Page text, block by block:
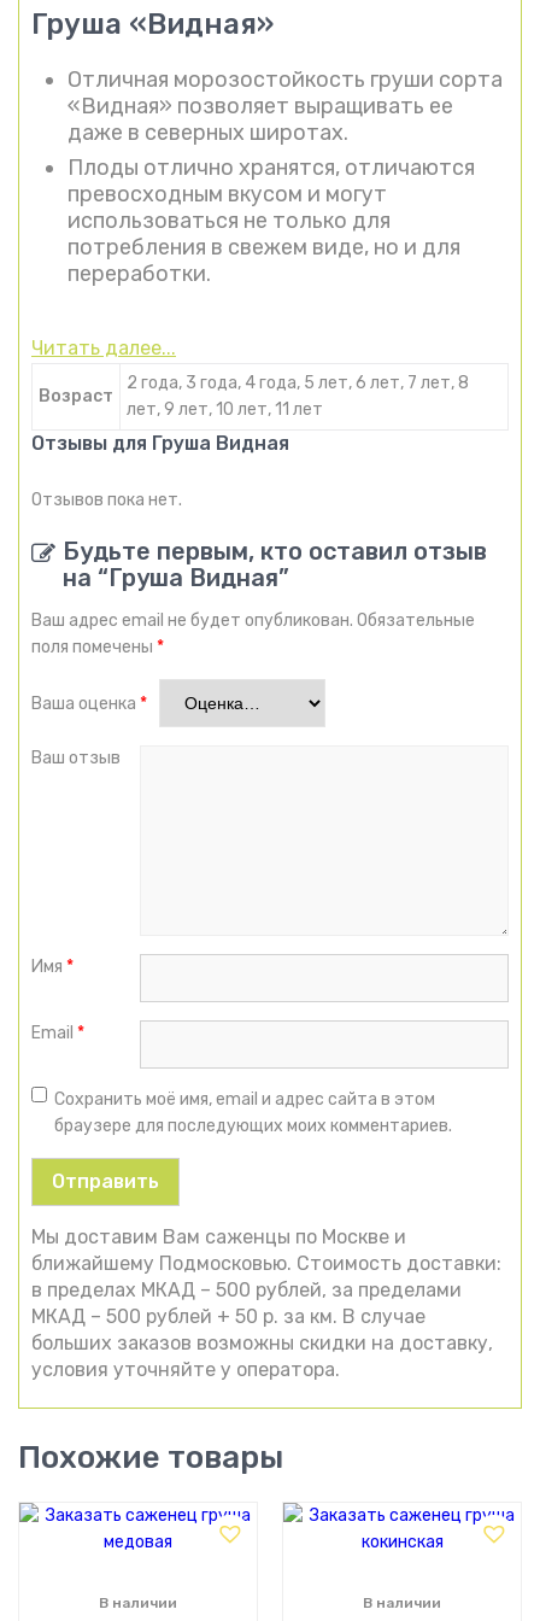
Груша «Видная»
Отличная морозостойкость груши сорта
«Видная» позволяет выращивать ее
даже в северных широтах.
Плоды отлично хранятся, отличаются
превосходным вкусом и могут
использоваться не только для
потребления в свежем виде, но и для
переработки.
Читать далее...
Возраст
2 года, 3 года, 4 года, 5 лет, 6 лет, 7 лет, 8
лет, 9 лет, 10 лет, 11 лет
Отзывы для Груша Видная
Отзывов пока нет.
Будьте первым, кто оставил отзыв
на “Груша Видная”
Ваш адрес email не будет опубликован. Обязательные
поля помечены *
Ваша оценка *
Ваш отзыв
Имя *
Email *
Сохранить моё имя, email и адрес сайта в этом
браузере для последующих моих комментариев.
Мы доставим Вам саженцы по Москве и
ближайшему Подмосковью. Стоимость доставки:
в пределах МКАД – 500 рублей, за пределами
МКАД – 500 рублей + 50 р. за км. В случае
больших заказов возможны скидки на доставку,
условия уточняйте у оператора.
Похожие товары
В наличии В наличии